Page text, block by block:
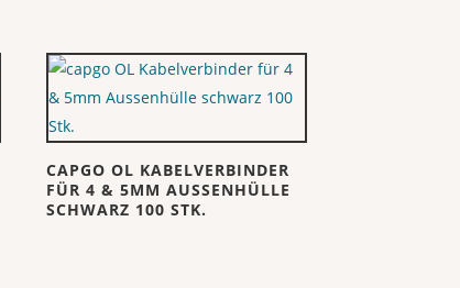
CAPGO OL KABELVERBINDER
FÜR 4 & 5MM AUSSENHÜLLE
SCHWARZ 100 STK.